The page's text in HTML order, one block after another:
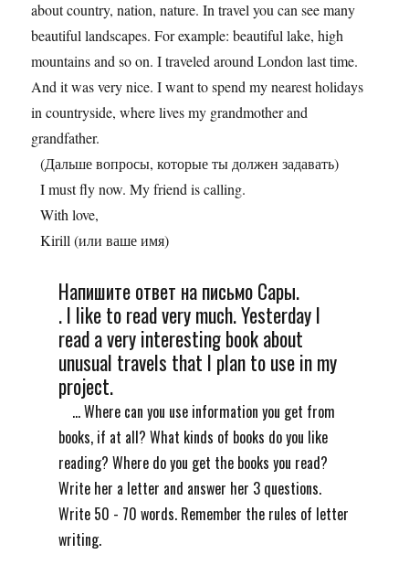
about country, nation, nature. In travel you can see many
beautiful landscapes. For example: beautiful lake, high
mountains and so on. I traveled around London last time.
And it was very nice. I want to spend my nearest holidays
in countryside, where lives my grandmother and
grandfather.
(Дальше вопросы, которые ты должен задавать)
I must fly now. My friend is calling.
With love,
Kirill (или ваше имя)
Напишите ответ на письмо Сары.
. I like to read very much. Yesterday I
read a very interesting book about
unusual travels that I plan to use in my
project.
... Where can you use information you get from
books, if at all? What kinds of books do you like
reading? Where do you get the books you read?
Write her a letter and answer her 3 questions.
Write 50 - 70 words. Remember the rules of letter
writing.